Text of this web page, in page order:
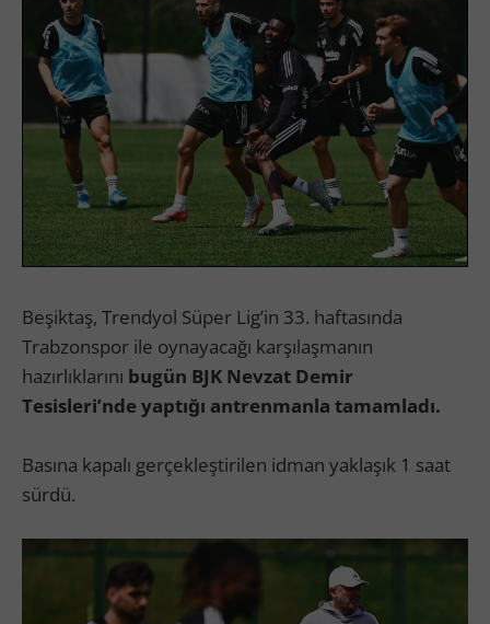
Beşiktaş, Trendyol Süper Lig’in 33. haftasında
Trabzonspor ile oynayacağı karşılaşmanın
hazırlıklarını bugün BJK Nevzat Demir
Tesisleri’nde yaptığı antrenmanla tamamladı.
Basına kapalı gerçekleştirilen idman yaklaşık 1 saat
sürdü.